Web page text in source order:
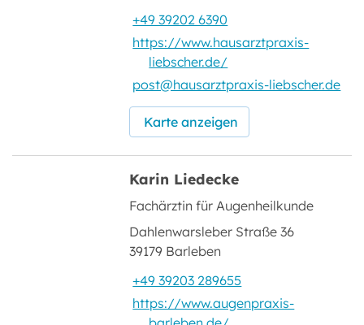
+49 39202 6390
https://www.hausarztpraxis-
liebscher.de/
post@hausarztpraxis-liebscher.de
Karte anzeigen
Karin Liedecke
Fachärztin für Augenheilkunde
Dahlenwarsleber Straße 36
39179 Barleben
+49 39203 289655
https://www.augenpraxis-